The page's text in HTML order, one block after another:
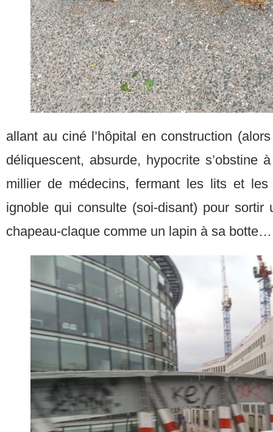
allant au ciné l’hôpital en construction
déliquescent, absurde, hypocrite s’obstine
millier de médecins, fermant les lits et
ignoble qui consulte (soi-disant) pour sortir
chapeau-claque comme un lapin à sa